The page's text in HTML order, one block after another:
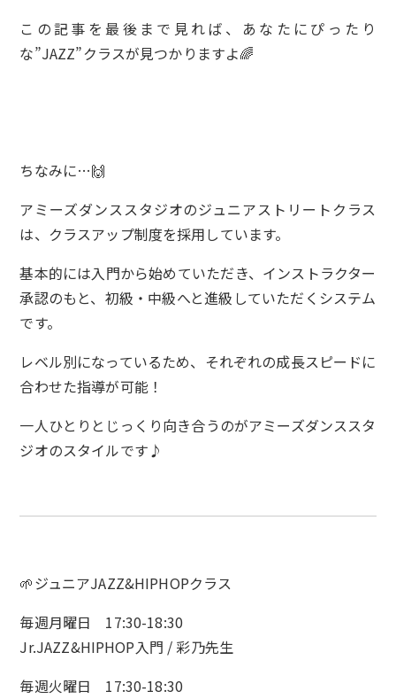
この記事を最後まで見れば、あなたにぴったり
な”JAZZ”クラスが見つかりますよ🌈
ちなみに…🙌
アミーズダンススタジオのジュニアストリートクラス
は、クラスアップ制度を採用しています。
基本的には入門から始めていただき、インストラクター
承認のもと、初級・中級へと進級していただくシステム
です。
レベル別になっているため、それぞれの成長スピードに
合わせた指導が可能！
一人ひとりとじっくり向き合うのがアミーズダンススタ
ジオのスタイルです♪
🌱ジュニアJAZZ&HIPHOPクラス
毎週月曜日 17:30-18:30
Jr.JAZZ&HIPHOP入門 / 彩乃先生
毎週火曜日 17:30-18:30